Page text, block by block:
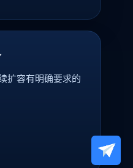
扩容有明确要求的